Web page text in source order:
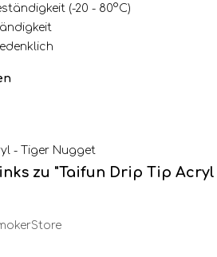
(-20 - 80°C)
- Tiger Nugget
zu "Taifun Drip Tip